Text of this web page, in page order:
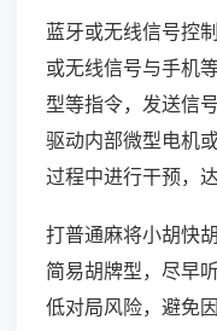
蓝牙或无线信号控
或无线信号与手机
型等指令，发送信
驱动内部微型电机
过程中进行干预，
打普通麻将小胡快
简易胡牌型，尽早
低对局风险，避免